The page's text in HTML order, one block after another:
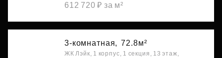
612 720 ₽ за м²
3-комнатная, 72.8м²
ЖК Лэйк, 1 корпус, 1 секция, 13 этаж,